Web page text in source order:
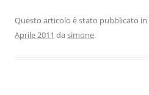
Questo articolo è stato pubblicato in
Aprile 2011 da simone.